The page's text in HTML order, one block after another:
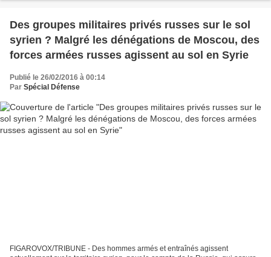
Des groupes militaires privés russes sur le sol
syrien ? Malgré les dénégations de Moscou, des
forces armées russes agissent au sol en Syrie
Publié le 26/02/2016 à 00:14
Par Spécial Défense
FIGAROVOX/TRIBUNE - Des hommes armés et entraînés agissent